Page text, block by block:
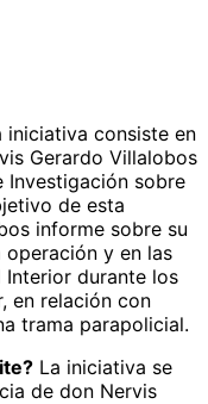
iniciativa consiste en
Gerardo Villalobos
Investigación sobre
de esta
informe sobre su
y en las
durante los
en relación con
trama parapolicial.
La iniciativa se
de don Nervis